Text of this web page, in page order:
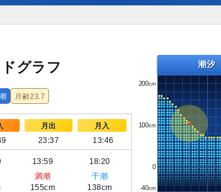
グラフ
月齢23.7
月出
月入
23:37 13:46
13:59 18:20
満潮
干潮
155cm 138cm
潮汐
200
100
0
-40